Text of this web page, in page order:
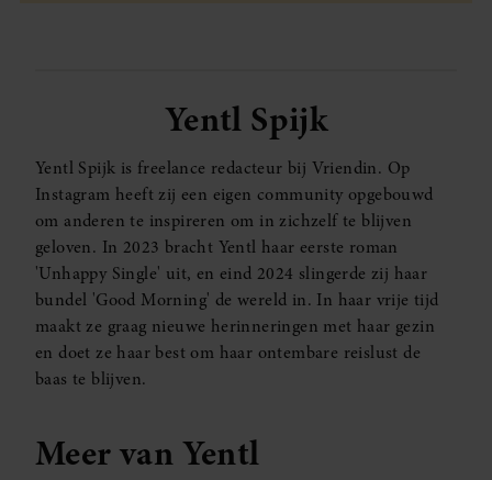
Yentl Spijk
Yentl Spijk is freelance redacteur bij Vriendin. Op
Instagram heeft zij een eigen community opgebouwd
om anderen te inspireren om in zichzelf te blijven
geloven. In 2023 bracht Yentl haar eerste roman
'Unhappy Single' uit, en eind 2024 slingerde zij haar
bundel 'Good Morning' de wereld in. In haar vrije tijd
maakt ze graag nieuwe herinneringen met haar gezin
en doet ze haar best om haar ontembare reislust de
baas te blijven.
Meer van Yentl